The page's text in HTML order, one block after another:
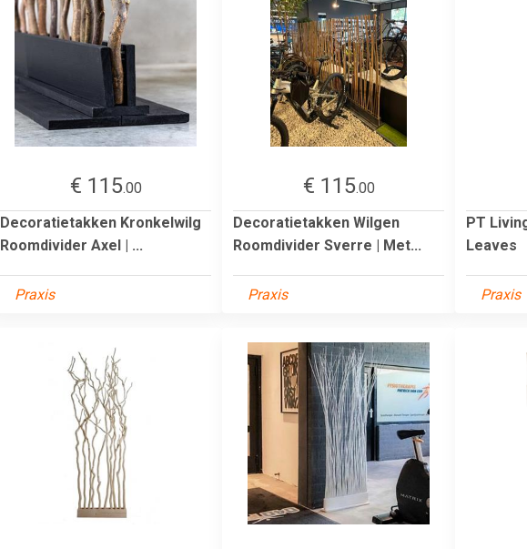
€ 115.00
Decoratietakken Kronkelwilg
Roomdivider Axel | ...
Praxis
€ 115.00
Decoratietakken Wilgen
Roomdivider Sverre | Met...
Praxis
PT
Leaves
Praxis